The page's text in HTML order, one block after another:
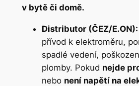
v bytě či domě.
Distributor (ČEZ/E.ON):
přívod k elektroměru,
spadlé vedení,
plomby. Pokud nejde
nebo není napětí na